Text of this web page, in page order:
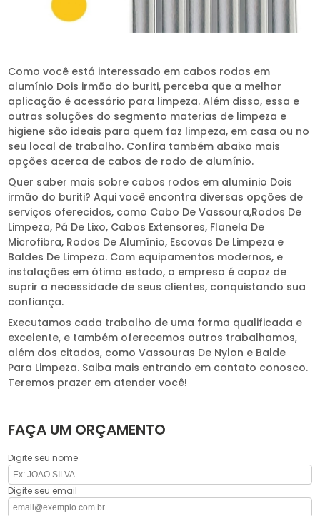
Como você está interessado em cabos rodos em
alumínio Dois irmão do buriti, perceba que a melhor
aplicação é acessório para limpeza. Além disso, essa e
outras soluções do segmento materias de limpeza e
higiene são ideais para quem faz limpeza, em casa ou no
seu local de trabalho. Confira também abaixo mais
opções acerca de cabos de rodo de alumínio.
Quer saber mais sobre cabos rodos em alumínio Dois
irmão do buriti? Aqui você encontra diversas opções de
serviços oferecidos, como Cabo De Vassoura,Rodos De
Limpeza, Pá De Lixo, Cabos Extensores, Flanela De
Microfibra, Rodos De Alumínio, Escovas De Limpeza e
Baldes De Limpeza. Com equipamentos modernos, e
instalações em ótimo estado, a empresa é capaz de
suprir a necessidade de seus clientes, conquistando sua
confiança.
Executamos cada trabalho de uma forma qualificada e
excelente, e também oferecemos outros trabalhamos,
além dos citados, como Vassouras De Nylon e Balde
Para Limpeza. Saiba mais entrando em contato conosco.
Teremos prazer em atender você!
FAÇA UM ORÇAMENTO
Digite seu nome
Digite seu email